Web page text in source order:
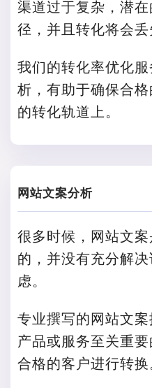
渠道过于复杂，潜
径，并且转化将会丢
我们的转化率优化
析，有助于确保合
的转化轨道上。
网站文案分析
很多时候，网站文
的，并没有充分解
虑。
专业撰写的网站文
产品或服务至关重
合格的客户进行转换